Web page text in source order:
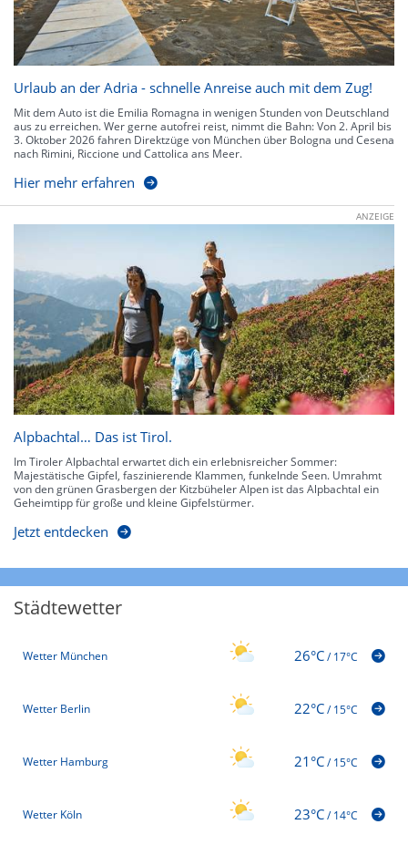
Urlaub an der Adria - schnelle Anreise auch mit dem Zug!
Mit dem Auto ist die Emilia Romagna in wenigen Stunden von Deutschland
aus zu erreichen. Wer gerne autofrei reist, nimmt die Bahn: Von 2. April bis
3. Oktober 2026 fahren Direktzüge von München über Bologna und Cesena
nach Rimini, Riccione und Cattolica ans Meer.
Hier mehr erfahren
ANZEIGE
Alpbachtal… Das ist Tirol.
Im Tiroler Alpbachtal erwartet dich ein erlebnisreicher Sommer:
Majestätische Gipfel, faszinierende Klammen, funkelnde Seen. Umrahmt
von den grünen Grasbergen der Kitzbüheler Alpen ist das Alpbachtal ein
Geheimtipp für große und kleine Gipfelstürmer.
Jetzt entdecken
Städtewetter
Wetter München 26°C/17°C
Wetter Berlin 22°C/15°C
Wetter Hamburg 21°C/15°C
Wetter Köln 23°C/14°C